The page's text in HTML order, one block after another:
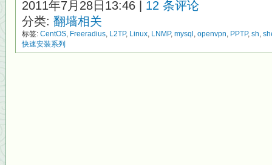
2011年7月28日13:46 | 12 条评论
分类: 翻墙相关
标签: CentOS, Freeradius, L2TP, Linux, LNMP, mysql , openvpn, PPTP, sh,
快速安装系列